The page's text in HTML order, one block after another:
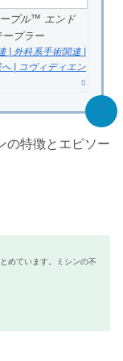
プル™ エンド
プラー
| 外科系手術関連 |
| コヴィディエン
の特徴とエピソー
めています。ミシンの不